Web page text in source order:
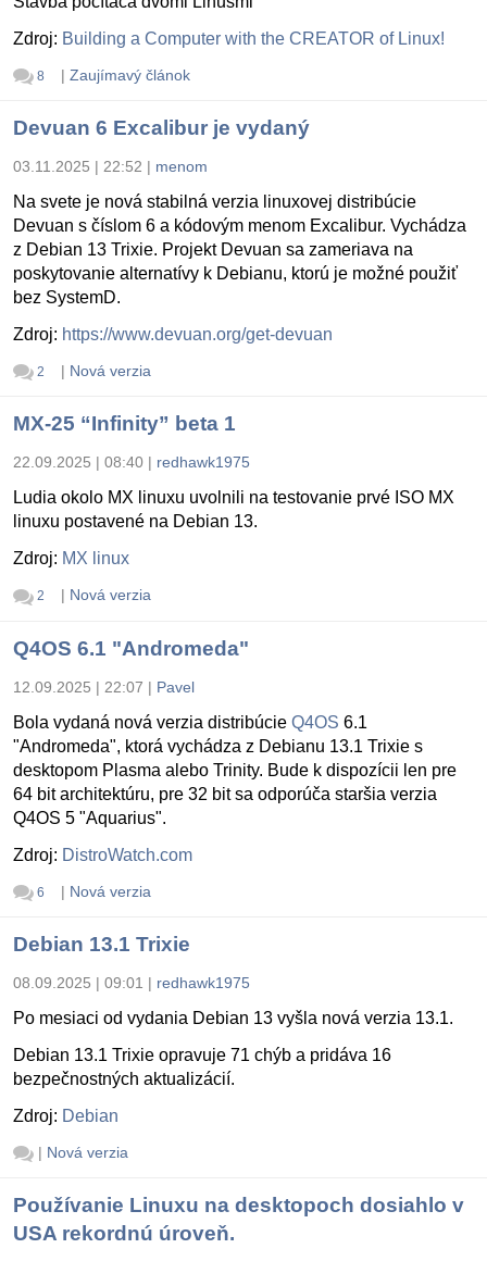
Zdroj: Building a Computer with the CREATOR of Linux!
8 | Zaujímavý článok
Devuan 6 Excalibur je vydaný
03.11.2025 | 22:52 | menom
Na svete je nová stabilná verzia linuxovej distribúcie
Devuan s číslom 6 a kódovým menom Excalibur. Vychádza
z Debian 13 Trixie. Projekt Devuan sa zameriava na
poskytovanie alternatívy k Debianu, ktorú je možné použiť
bez SystemD.
Zdroj: https://www.devuan.org/get-devuan
2 | Nová verzia
MX-25 “Infinity” beta 1
22.09.2025 | 08:40 | redhawk1975
Ludia okolo MX linuxu uvolnili na testovanie prvé ISO MX
linuxu postavené na Debian 13.
Zdroj: MX linux
2 | Nová verzia
Q4OS 6.1 "Andromeda"
12.09.2025 | 22:07 | Pavel
Bola vydaná nová verzia distribúcie Q4OS 6.1
"Andromeda", ktorá vychádza z Debianu 13.1 Trixie s
desktopom Plasma alebo Trinity. Bude k dispozícii len pre
64 bit architektúru, pre 32 bit sa odporúča staršia verzia
Q4OS 5 "Aquarius".
Zdroj: DistroWatch.com
6 | Nová verzia
Debian 13.1 Trixie
08.09.2025 | 09:01 | redhawk1975
Po mesiaci od vydania Debian 13 vyšla nová verzia 13.1.
Debian 13.1 Trixie opravuje 71 chýb a pridáva 16
bezpečnostných aktualizácií.
Zdroj: Debian
| Nová verzia
Používanie Linuxu na desktopoch dosiahlo v
USA rekordnú úroveň.